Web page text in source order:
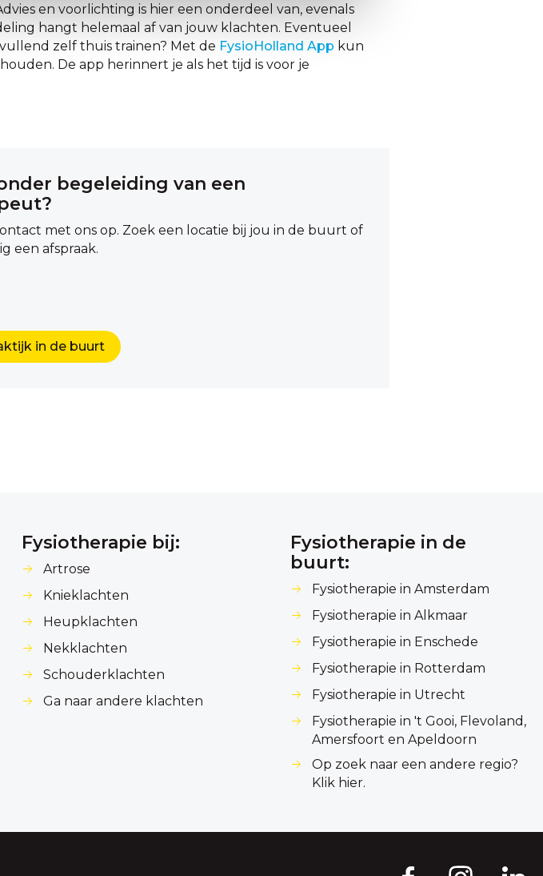
en voorlichting is hier een onderdeel van, evenals
hangt helemaal af van jouw klachten. Eventueel
zelf thuis trainen? Met de FysioHolland App kun
De app herinnert je als het tijd is voor je
begeleiding van een
met ons op. Zoek een locatie bij jou in de buurt of
een afspraak.
in de buurt
Fysiotherapie bij:
Artrose
Knieklachten
Heupklachten
Nekklachten
Schouderklachten
Ga naar andere klachten
Fysiotherapie in de
buurt:
Fysiotherapie in Amsterdam
Fysiotherapie in Alkmaar
Fysiotherapie in Enschede
Fysiotherapie in Rotterdam
Fysiotherapie in Utrecht
Fysiotherapie in 't Gooi, Flevoland,
Amersfoort en Apeldoorn
Op zoek naar een andere regio?
Klik hier.